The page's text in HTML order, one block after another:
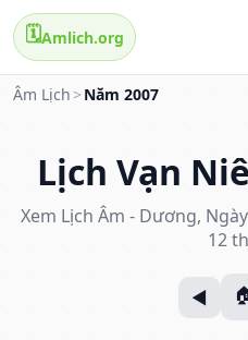
🗓️Amlich.org
Âm Lịch > Năm 2007
Lịch Vạn
Xem Lịch Âm - Dương,
12